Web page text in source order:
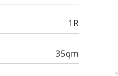
1R
35qm